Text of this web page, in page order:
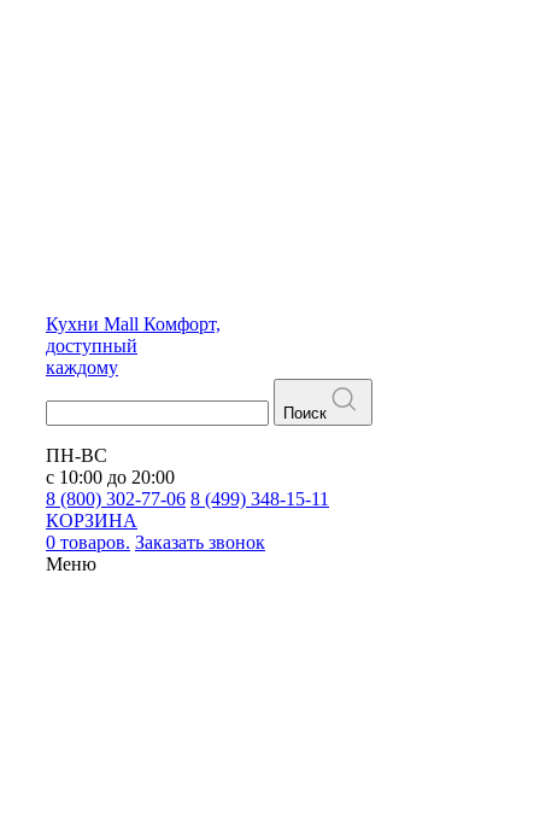
Кухни Mall Комфорт,
доступный
каждому
Поиск
ПН-ВС
с 10:00 до 20:00
8 (800) 302-77-06 8 (499) 348-15-11
КОРЗИНА
0 товаров. Заказать звонок
Меню